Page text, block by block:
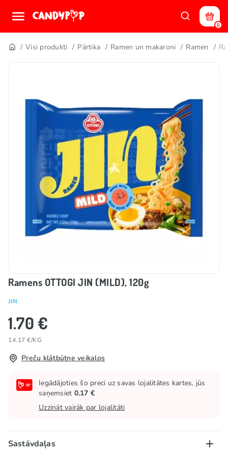
0
Visi produkti Pārtika Ramen un makaroni Ramen
Ramens OTTOGI JIN (MILD), 120g
JIN
1.70 €
14.17 €/KG
Preču klātbūtne veikalos
Iegādājoties šo preci uz savas lojalitātes kartes, jūs
saņemsiet 0.17 €
Uzzināt vairāk par lojalitāti
Sastāvdaļas